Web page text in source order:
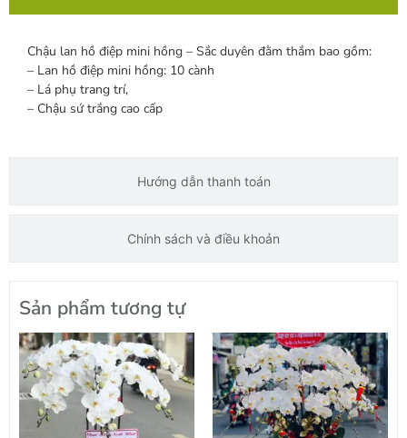
Hướng dẫn thanh toán
Chính sách và điều khoản
Chậu lan hồ điệp mini hồng – Sắc duyên đằm thắm bao gồm:
– Lan hồ điệp mini hồng: 10 cành
– Lá phụ trang trí,
– Chậu sứ trắng cao cấp
Sản phẩm tương tự